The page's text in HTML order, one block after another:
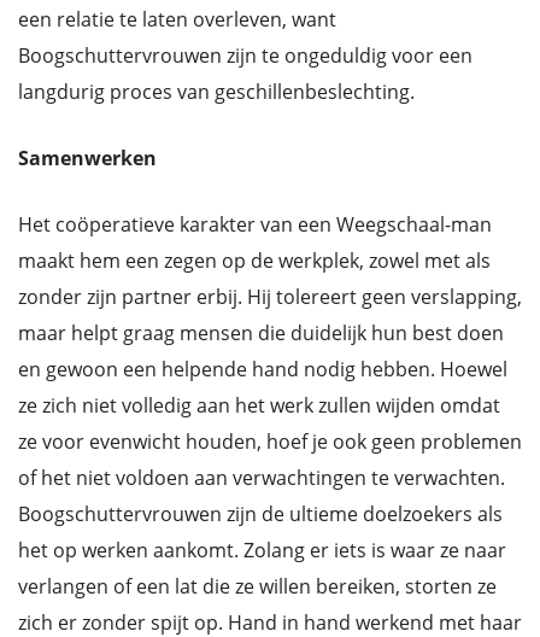
een relatie te laten overleven, want
Boogschuttervrouwen zijn te ongeduldig voor een
langdurig proces van geschillenbeslechting.
Samenwerken
Het coöperatieve karakter van een Weegschaal-man
maakt hem een zegen op de werkplek, zowel met als
zonder zijn partner erbij. Hij tolereert geen verslapping,
maar helpt graag mensen die duidelijk hun best doen
en gewoon een helpende hand nodig hebben. Hoewel
ze zich niet volledig aan het werk zullen wijden omdat
ze voor evenwicht houden, hoef je ook geen problemen
of het niet voldoen aan verwachtingen te verwachten.
Boogschuttervrouwen zijn de ultieme doelzoekers als
het op werken aankomt. Zolang er iets is waar ze naar
verlangen of een lat die ze willen bereiken, storten ze
zich er zonder spijt op. Hand in hand werkend met haar